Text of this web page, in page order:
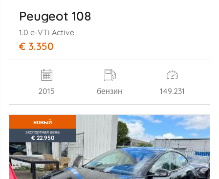
Peugeot 108
1.0 e-VTi Active
€ 3.350
2015 бензин 149.231
новый
экспортная цена
€ 22.950